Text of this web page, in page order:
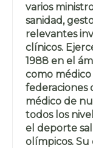
varios
sanidad,
relevantes
clínicos.
1988 en el
como
federaciones
médico de
todos los
el deporte
olímpicos.